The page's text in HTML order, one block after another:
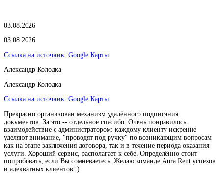
03.08.2026
03.08.2026
Ссылка на источник: Google Карты
Александр Колодка
Александр Колодка
Ссылка на источник: Google Карты
Прекрасно организован механизм удалённого подписания
документов. За это -- отдельное спасибо. Очень понравилось
взаимодействие с администратором: каждому клиенту искренне
уделяют внимание, "проводят под ручку" по возникающим вопросам
как на этапе заключения договора, так и в течение периода оказания
услуги. Хороший сервис, располагает к себе. Определённо стоит
попробовать, если Вы сомневаетесь. Желаю команде Aura Rent успехов
и адекватных клиентов :)